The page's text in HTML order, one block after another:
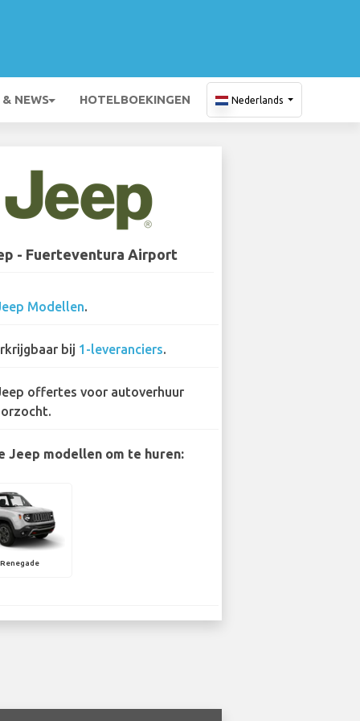
NEWS HOTELBOEKINGEN Nederlands
- Fuerteventura Airport
Modellen.
bij 1-leveranciers.
offertes voor autoverhuur
Jeep modellen om te huren: